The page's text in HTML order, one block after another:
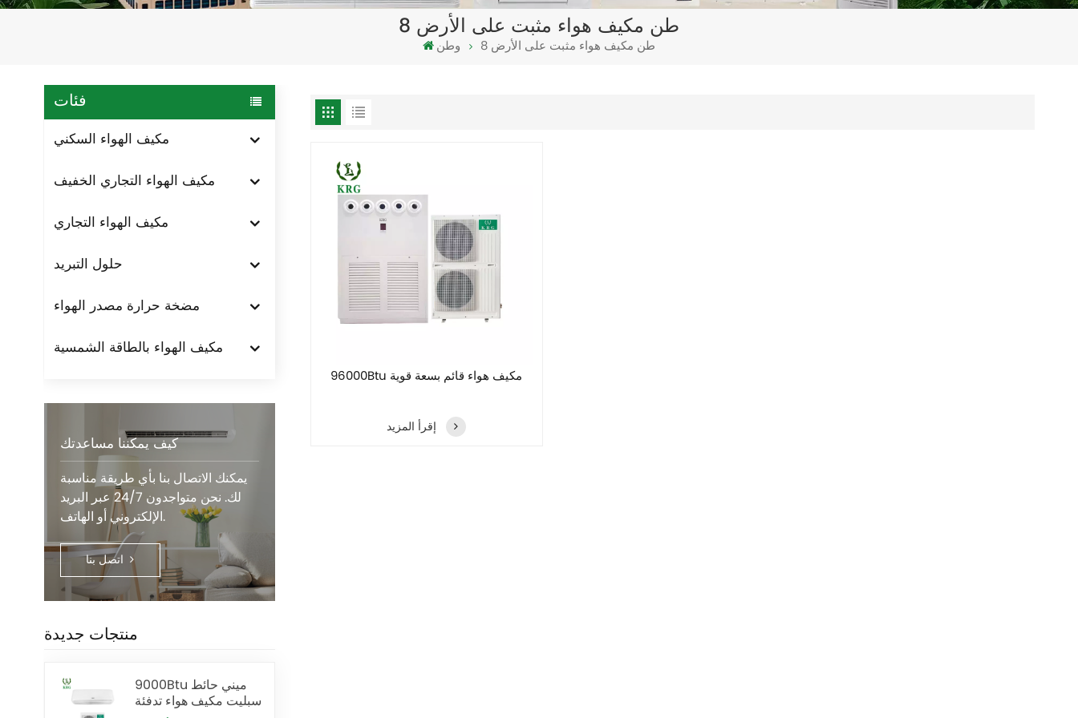
8 طن مكيف هواء مثبت على الأرض
وطن 8 طن مكيف هواء مثبت على الأرض
فئات
مكيف الهواء السكني
مكيف الهواء التجاري الخفيف
مكيف الهواء التجاري
حلول التبريد
مضخة حرارة مصدر الهواء
مكيف الهواء بالطاقة الشمسية
كيف يمكننا مساعدتك
يمكنك الاتصال بنا بأي طريقة مناسبة
لك. نحن متواجدون 24/7 عبر البريد
الإلكتروني أو الهاتف.
منتجات جديدة
9000Btu ميني حائط
سبليت مكيف هواء تدفئة
96000Btu مكيف هواء قائم بسعة قوية
إقرأ المزيد